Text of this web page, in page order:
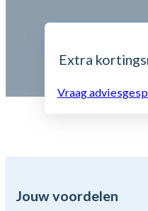
Extra
Vraag
Jouw voordelen